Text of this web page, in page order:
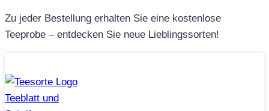
Zum
Inhalt
Zu jeder Bestellung erhalten Sie eine kostenlose
Teeprobe – entdecken Sie neue Lieblingssorten!